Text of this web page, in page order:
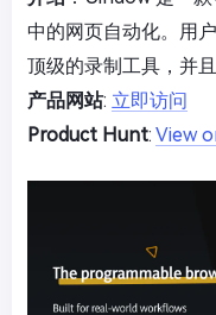
中的网页自动化。用
顶级的录制工具，并
产品网站: 立即访问
Product Hunt: View